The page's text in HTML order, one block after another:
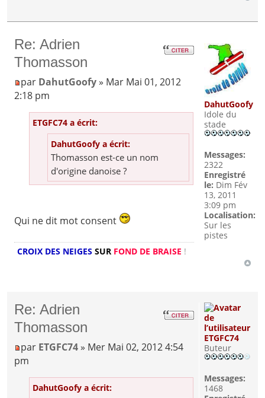
Re: Adrien
Thomasson
par DahutGoofy» Mar Mai 01, 2012
2:18 pm
ETGFC74 a écrit:
DahutGoofy a écrit:
Thomasson est-ce un nom
d'origine danoise ?
Qui ne dit mot consent
CROIX DES NEIGES SUR FOND DE BRAISE !
DahutGoofy
Idole du
stade
Messages:
2322
Enregistré
le: Dim Fév
13, 2011
3:09 pm
Localisation:
Sur les
pistes
Re: Adrien
Thomasson
par ETGFC74 » Mer Mai 02, 2012 4:54
pm
DahutGoofy a écrit:
ETGFC74
Buteur
Messages:
1468